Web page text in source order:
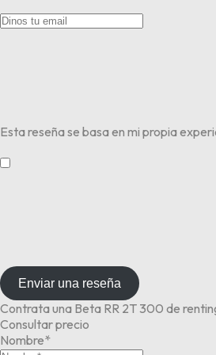
Esta reseña se basa en mi propia
Enviar una reseña
Contrata una Beta RR 2T 300 de
Consultar precio
Nombre*